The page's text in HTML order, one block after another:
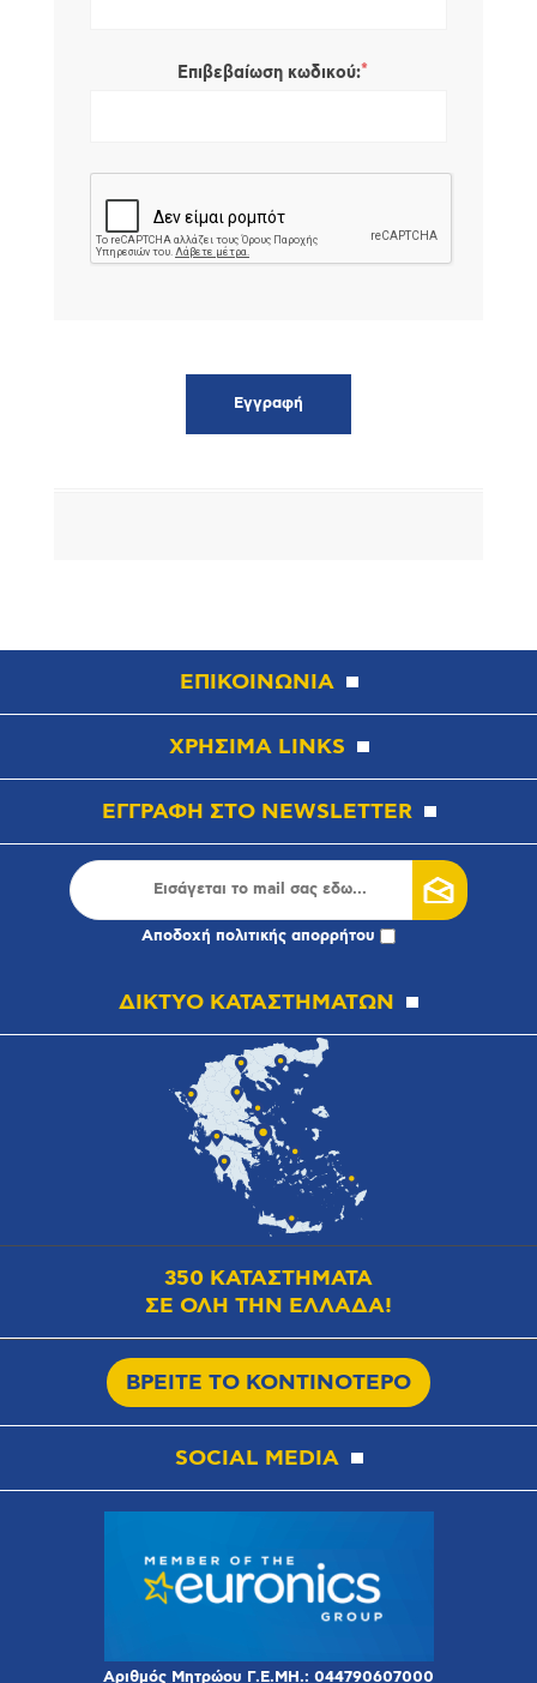
Επιβεβαίωση κωδικού:*
ΕΠΙΚΟΙΝΩΝΙΑ
ΧΡΗΣΙΜΑ LINKS
ΕΓΓΡΑΦΗ ΣΤΟ NEWSLETTER
Αποδοχή πολιτικής απορρήτου
ΔΙΚΤΥΟ ΚΑΤΑΣΤΗΜΑΤΩΝ
350 ΚΑΤΑΣΤΗΜΑΤΑ
ΣΕ ΟΛΗ ΤΗΝ ΕΛΛΑΔΑ!
ΒΡΕΙΤΕ ΤΟ ΚΟΝΤΙΝΟΤΕΡΟ
SOCIAL MEDIA